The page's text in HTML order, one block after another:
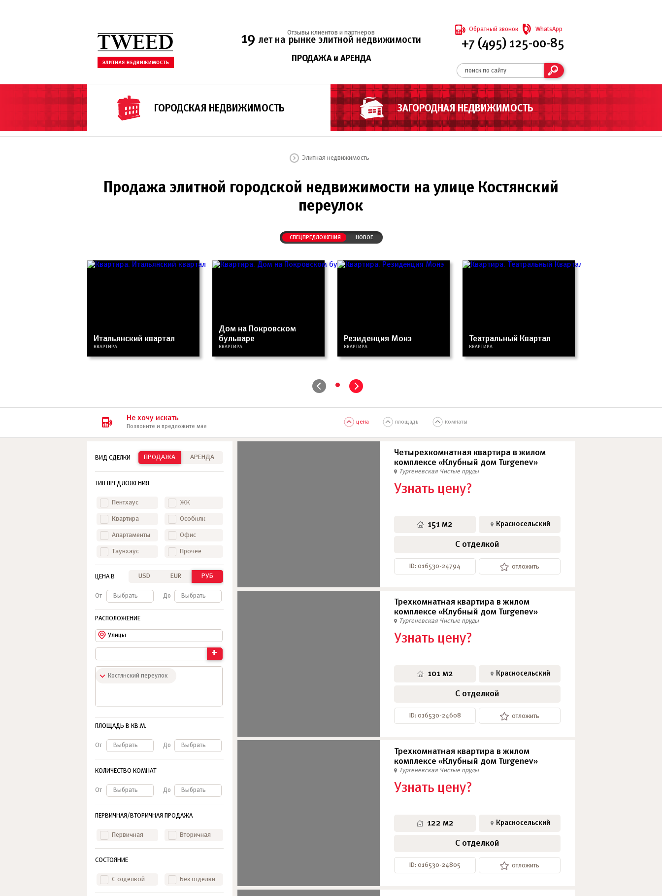
19 лет на рынке элитной недвижимости
Отзывы клиентов и партнеров
ПРОДАЖА и АРЕНДА
Обратный звонок WhatsApp
+7 (495) 125-00-85
ГОРОДСКАЯ НЕДВИЖИМОСТЬ ЗАГОРОДНАЯ НЕДВИЖИМОСТЬ
Элитная недвижимость
Продажа элитной городской недвижимости на улице Костянский
переулок
СПЕЦПРЕДЛОЖЕНИЯ НОВОЕ
Итальянский квартал
КВАРТИРА
Дом на Покровском
бульваре
КВАРТИРА
Резиденция Монэ
КВАРТИРА
Театральный Квартал
КВАРТИРА
•
Не хочу искать
Позвоните и предложите мне
цена площадь комнаты
ПРОДАЖА АРЕНДА
ВИД СДЕЛКИ
ТИП ПРЕДЛОЖЕНИЯ
Пентхаус
Квартира
Апартаменты
Таунхаус
ЖК
Особняк
Офис
Прочее
USD EUR РУБ
ЦЕНА В
От Выбрать До Выбрать
РАСПОЛОЖЕНИЕ
Улицы
+
Костянский переулок
ПЛОЩАДЬ В КВ.М.
От Выбрать До Выбрать
КОЛИЧЕСТВО КОМНАТ
От Выбрать До Выбрать
ПЕРВИЧНАЯ/ВТОРИЧНАЯ ПРОДАЖА
Первичная Вторичная
СОСТОЯНИЕ
С отделкой Без отделки
Четырехкомнатная квартира в жилом
комплексе «Клубный дом Turgenev»
Тургеневская Чистые пруды
Узнать цену?
151 м2 Красносельский
С отделкой
ID: 016530-24794 отложить
Трехкомнатная квартира в жилом
комплексе «Клубный дом Turgenev»
Тургеневская Чистые пруды
Узнать цену?
101 м2 Красносельский
С отделкой
ID: 016530-24608 отложить
Трехкомнатная квартира в жилом
комплексе «Клубный дом Turgenev»
Тургеневская Чистые пруды
Узнать цену?
122 м2 Красносельский
С отделкой
ID: 016530-24805 отложить